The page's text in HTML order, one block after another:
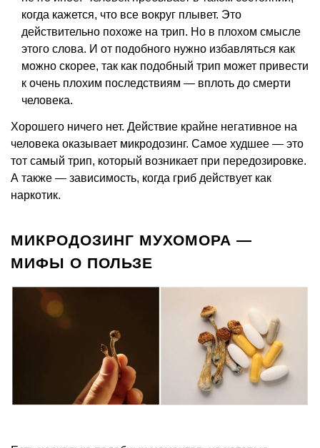
когда кажется, что все вокруг плывет. Это
действительно похоже на трип. Но в плохом смысле
этого слова. И от подобного нужно избавляться как
можно скорее, так как подобный трип может привести
к очень плохим последствиям — вплоть до смерти
человека.
Хорошего ничего нет. Действие крайне негативное на
человека оказывает микродозинг. Самое худшее — это
тот самый трип, который возникает при передозировке.
А также — зависимость, когда гриб действует как
наркотик.
МИКРОДОЗИНГ МУХОМОРА —
МИФЫ О ПОЛЬЗЕ